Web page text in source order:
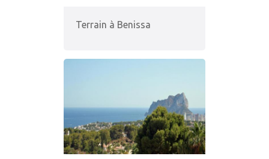
Terrain à Benissa